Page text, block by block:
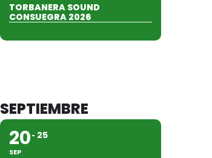
TORBANERA SOUND
CONSUEGRA 2026
SEPTIEMBRE
20
SEP
25